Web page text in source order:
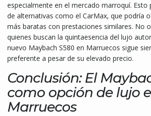
especialmente en el mercado marroquí. Esto
de alternativas como el CarMax, que podría
más baratas con prestaciones similares. No
quienes buscan la quintaesencia del lujo
nuevo Maybach S580 en Marruecos sigue
preferente a pesar de su elevado precio.
Conclusión: El
como opción de lujo
Marruecos